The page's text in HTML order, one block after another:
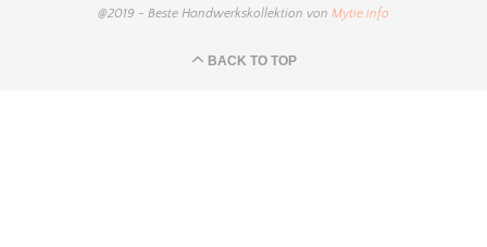
@2019 - Beste Handwerkskollektion von Mytie.info
BACK TO TOP